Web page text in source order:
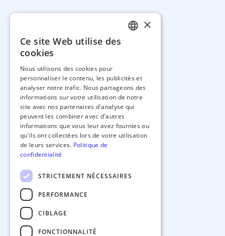
×
Ce site Web utilise des
cookies
Nous utilisons des cookies pour
personnaliser le contenu, les publicités et
analyser notre trafic. Nous partageons des
informations sur votre utilisation de notre
site avec nos partenaires d'analyse qui
peuvent les combiner avec d'autres
informations que vous leur avez fournies ou
qu'ils ont collectées lors de votre utilisation
de leurs services. Politique de
confidentialité
STRICTEMENT NÉCESSAIRES
PERFORMANCE
CIBLAGE
FONCTIONNALITÉ